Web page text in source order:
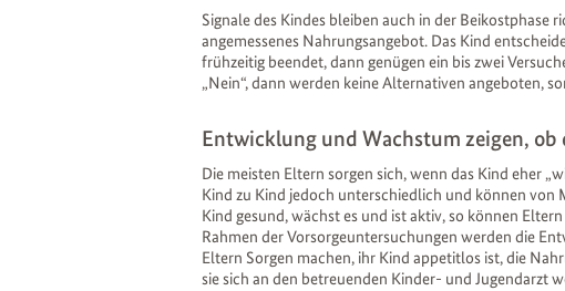
Signale des Kindes bleiben auch in der Beikostphase
angemessenes Nahrungsangebot. Das Kind
frühzeitig beendet, dann genügen ein bis zwei
„Nein“, dann werden keine Alternativen angeboten,
Entwicklung und Wachstum zeigen, ob
Die meisten Eltern sorgen sich, wenn das Kind eher
Kind zu Kind jedoch unterschiedlich und können von
Kind gesund, wächst es und ist aktiv, so können
Rahmen der Vorsorgeuntersuchungen werden die
Eltern Sorgen machen, ihr Kind appetitlos ist, die
sie sich an den betreuenden Kinder- und Jugendarzt